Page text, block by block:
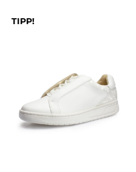
TIPP!